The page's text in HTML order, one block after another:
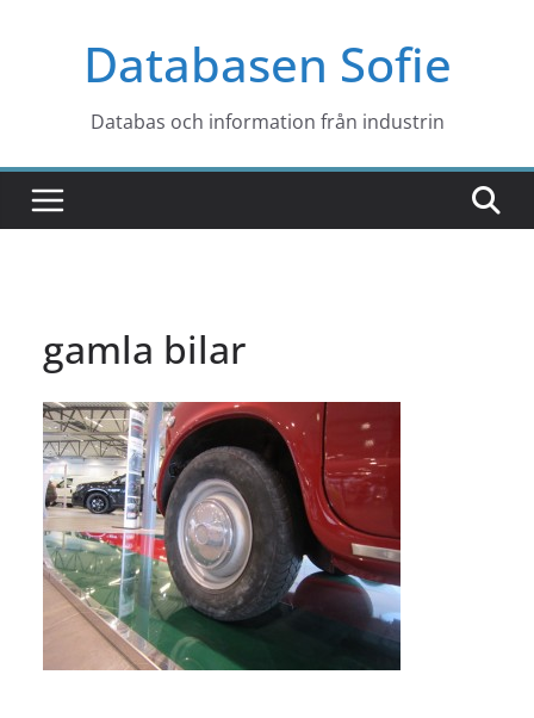
Databasen Sofie
Databas och information från industrin
gamla bilar